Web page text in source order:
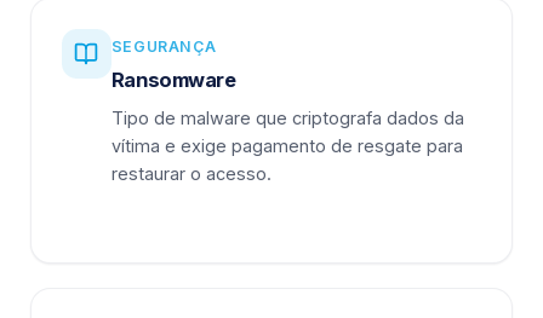
SEGURANÇA
Ransomware
Tipo de malware que criptografa dados da
vítima e exige pagamento de resgate para
restaurar o acesso.